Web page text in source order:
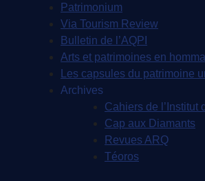
Patrimonium
Via Tourism Review
Bulletin de l’AQPI
Arts et patrimoines en
Les capsules du patrimoine
Archives
Cahiers de l’Institut
Cap aux Diamants
Revues ARQ
Téoros